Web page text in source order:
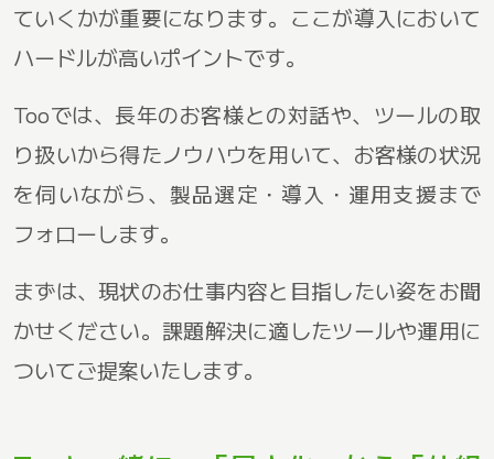
ていくかが重要になります。ここが導入において
ハードルが高いポイントです。
Tooでは、長年のお客様との対話や、ツールの取
り扱いから得たノウハウを用いて、お客様の状況
を伺いながら、製品選定・導入・運用支援まで
フォローします。
まずは、現状のお仕事内容と目指したい姿をお聞
かせください。課題解決に適したツールや運用に
ついてご提案いたします。